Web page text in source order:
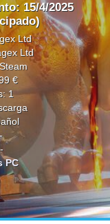
15/4/2025
Ltd
Ltd
€
1
PC